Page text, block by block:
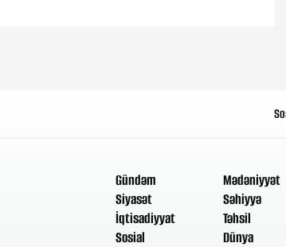
Gündəm
Siyasət
İqtisadiyyat
Sosial
Mədəniyyət
Səhiyyə
Təhsil
Dünya